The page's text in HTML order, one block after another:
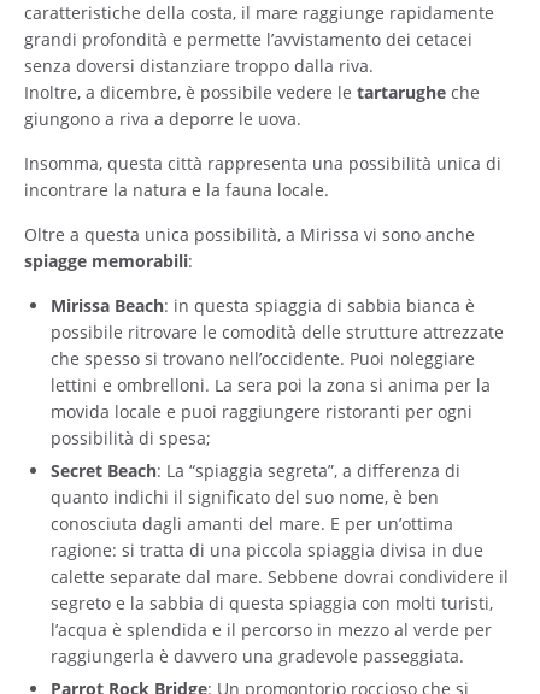
caratteristiche della costa, il mare raggiunge rapidamente
grandi profondità e permette l’avvistamento dei cetacei
senza doversi distanziare troppo dalla riva.
Inoltre, a dicembre, è possibile vedere le tartarughe che
giungono a riva a deporre le uova.
Insomma, questa città rappresenta una possibilità unica di
incontrare la natura e la fauna locale.
Oltre a questa unica possibilità, a Mirissa vi sono anche
spiagge memorabili:
Mirissa Beach: in questa spiaggia di sabbia bianca è
possibile ritrovare le comodità delle strutture attrezzate
che spesso si trovano nell’occidente. Puoi noleggiare
lettini e ombrelloni. La sera poi la zona si anima per la
movida locale e puoi raggiungere ristoranti per ogni
possibilità di spesa;
Secret Beach: La “spiaggia segreta”, a differenza di
quanto indichi il significato del suo nome, è ben
conosciuta dagli amanti del mare. E per un’ottima
ragione: si tratta di una piccola spiaggia divisa in due
calette separate dal mare. Sebbene dovrai condividere il
segreto e la sabbia di questa spiaggia con molti turisti,
l’acqua è splendida e il percorso in mezzo al verde per
raggiungerla è davvero una gradevole passeggiata.
Parrot Rock Bridge: Un promontorio roccioso che si